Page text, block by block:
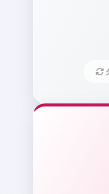
もう大
世界は
あな
海し